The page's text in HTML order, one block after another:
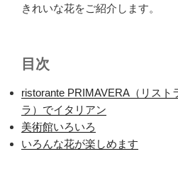
きれいな花をご紹介します。
目次
ristorante PRIMAVERA（リス
ラ）でイタリアン
美術館いろいろ
いろんな花が楽しめます